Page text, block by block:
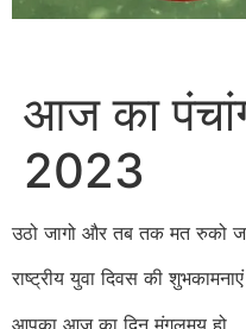
आज का
2023
उठो जागो और तब तक मत रुको
राष्ट्रीय युवा दिवस की शुभकामनाएं
आपका आज का दिन मंगलमय हो